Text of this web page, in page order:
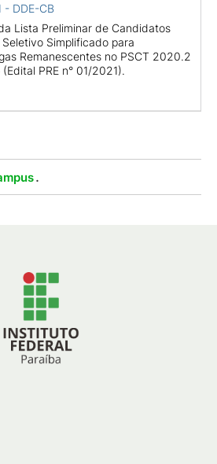
- DDE-CB
Lista Preliminar de Candidatos
Simplificado para
Remanescentes no PSCT 2020.2
PRE n° 01/2021).
.